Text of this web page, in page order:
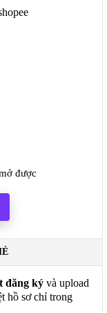
được
đăng ký và upload
hồ sơ chỉ trong